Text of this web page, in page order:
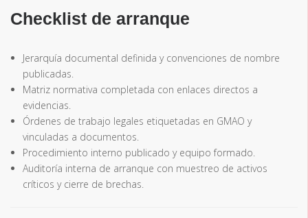
Checklist de arranque
Jerarquía documental definida y convenciones de nombre
publicadas.
Matriz normativa completada con enlaces directos a
evidencias.
Órdenes de trabajo legales etiquetadas en GMAO y
vinculadas a documentos.
Procedimiento interno publicado y equipo formado.
Auditoría interna de arranque con muestreo de activos
críticos y cierre de brechas.